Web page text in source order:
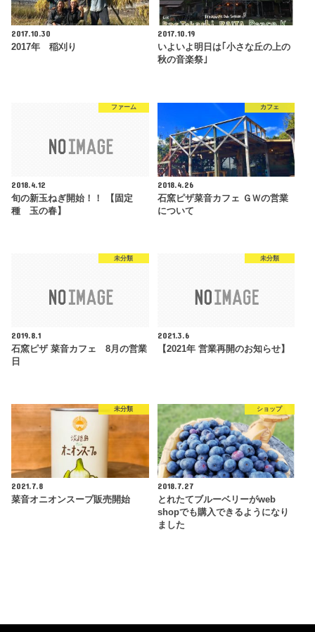
2017.10.30
2017年 稲刈り
2017.10.19
いよいよ明日は｢小さな丘の上の
秋の音楽祭｣
ファーム
2018.4.12
旬の新玉ねぎ開始！！ 【固定
種 玉の春】
カフェ
2018.4.26
石窯ピザ菜音カフェ ＧＷの営業
について
未分類
2019.8.1
石窯ピザ 菜音カフェ 8月の営業
日
未分類
2021.3.6
【2021年 営業再開のお知らせ】
未分類
2021.7.8
菜音オニオンスープ販売開始
ショップ
2018.7.27
とれたてブルーベリーがweb
shopでも購入できるようになり
ました